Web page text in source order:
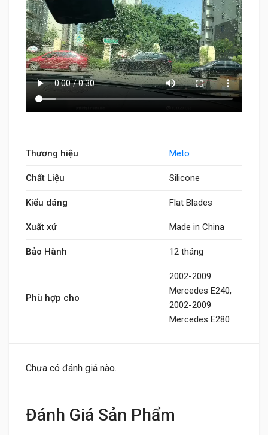
Thương hiệu Meto
Chất Liệu Silicone
Kiểu dáng Flat Blades
Xuất xứ Made in China
Bảo Hành 12 tháng
Phù hợp cho
2002-2009
Mercedes E240,
2002-2009
Mercedes E280
Chưa có đánh giá nào.
Đánh Giá Sản Phẩm